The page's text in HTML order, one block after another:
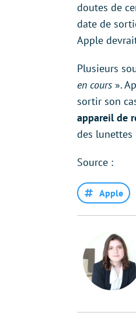
doutes de
date de
Apple
Plusieurs
en cours ».
sortir son
appareil de
des lunettes
Source :
Apple